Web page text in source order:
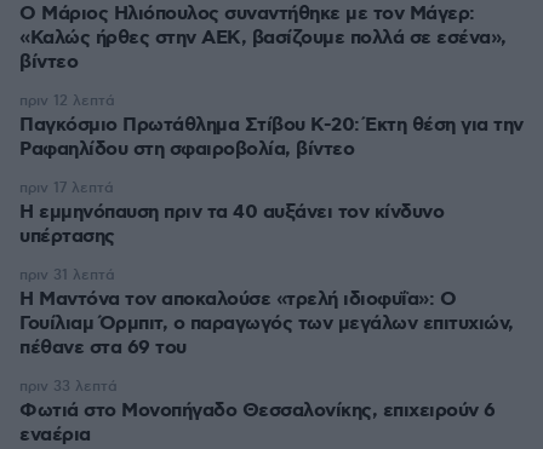
Ο Μάριος Ηλιόπουλος συναντήθηκε με τον Μάγερ:
«Καλώς ήρθες στην ΑΕΚ, βασίζουμε πολλά σε εσένα»,
βίντεο
Παγκόσμιο Πρωτάθλημα Στίβου Κ-20: Έκτη θέση για την
Ραφαηλίδου στη σφαιροβολία, βίντεο
πριν 12 λεπτά
Η εμμηνόπαυση πριν τα 40 αυξάνει τον κίνδυνο
υπέρτασης
πριν 17 λεπτά
Η Μαντόνα τον αποκαλούσε «τρελή ιδιοφυΐα»: Ο
Γουίλιαμ Όρμπιτ, ο παραγωγός των μεγάλων επιτυχιών,
πέθανε στα 69 του
πριν 31 λεπτά
Φωτιά στο Μονοπήγαδο Θεσσαλονίκης, επιχειρούν 6
εναέρια
πριν 33 λεπτά